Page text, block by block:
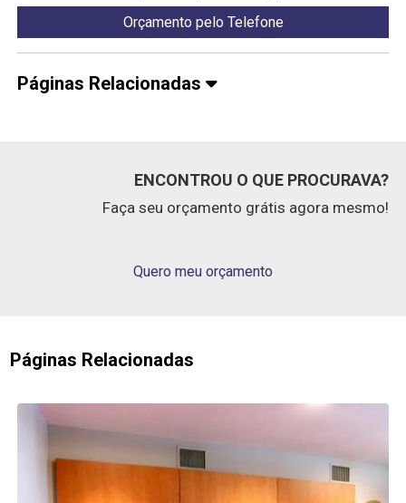
Orçamento pelo Telefone
Páginas Relacionadas
ENCONTROU O QUE PROCURAVA?
Faça seu orçamento grátis agora mesmo!
Quero meu orçamento
Páginas Relacionadas